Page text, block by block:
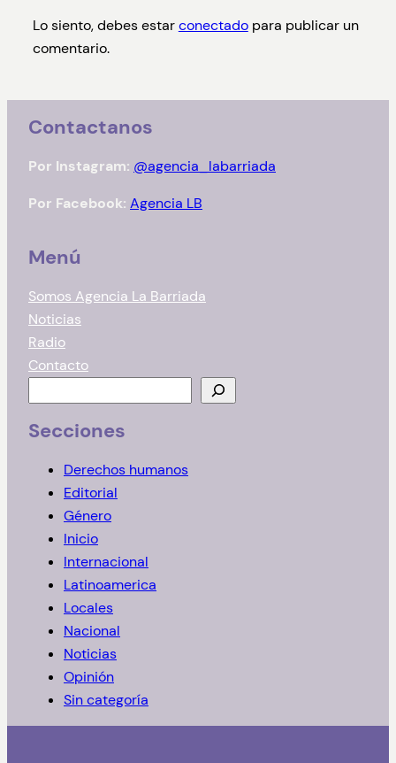
Lo siento, debes estarconectadopara publicar un
comentario.
Contactanos
Por Instagram: @agencia_labarriada
Por Facebook: Agencia LB
Menú
Somos Agencia La Barriada
Noticias
Radio
Contacto
u
s
Secciones
Derechos humanos
Editorial
Género
Inicio
Internacional
Latinoamerica
Locales
Nacional
Noticias
Opinión
Sin categoría